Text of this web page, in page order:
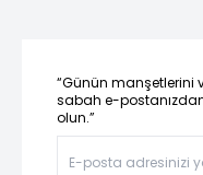
“Günün manşetlerini
sabah e-
olun.”